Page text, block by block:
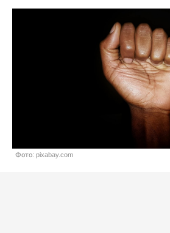
Фото: pixabay.com